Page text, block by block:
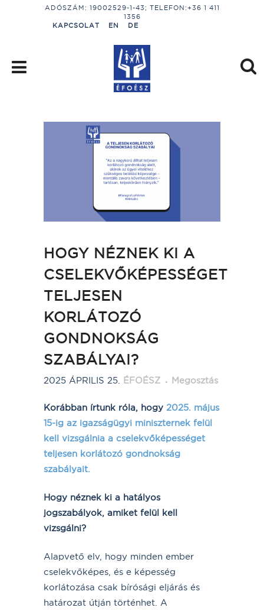
ADÓSZÁM: 19002529-1-43; TELEFON:+36 1 411
1356
KAPCSOLAT
EN DE
HOGY NÉZNEK KI A
CSELEKVŐKÉPESSÉGET
TELJESEN
KORLÁTOZÓ
GONDNOKSÁG
SZABÁLYAI?
2025 ÁPRILIS 25. ÉFOÉSZ Megosztás
Korábban írtunk róla, hogy 2025. május
15-ig az igazságügyi miniszternek felül
kell vizsgálnia a cselekvőképességet
teljesen korlátozó gondnokság
szabályait.
Hogy néznek ki a hatályos
jogszabályok, amiket felül kell
vizsgálni?
Alapvető elv, hogy minden ember
cselekvőképes, és e képesség
korlátozása csak bírósági eljárás és
határozat útján történhet. A